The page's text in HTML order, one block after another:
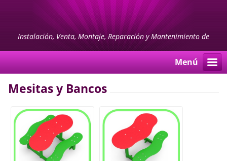
Instalación, Venta, Montaje, Reparación y Mantenimiento de
PARQUES INFANTILES y MOBILIARIO URBANO
Menú
Mesitas y Bancos